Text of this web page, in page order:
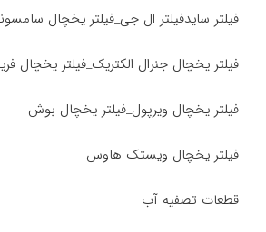
فیلتر سایدفیلتر ال جی_فیلتر یخچال
فیلتر یخچال جنرال الکتریک_فیلتر یخچال
فیلتر یخچال ویرپول_فیلتر یخچال بوش
فیلتر یخچال ویستک هاوس
قطعات تصفیه آب